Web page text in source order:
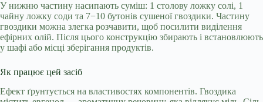
У нижню частину насипають суміш: 1 столову ложку солі, 1
чайну ложку соди та 7−10 бутонів сушеної гвоздики. Частину
гвоздики можна злегка розчавити, щоб посилити виділення
ефірних олій. Після цього конструкцію збирають і встановлюють
у шафі або місці зберігання продуктів.
Як працює цей засіб
Ефект ґрунтується на властивостях компонентів. Гвоздика